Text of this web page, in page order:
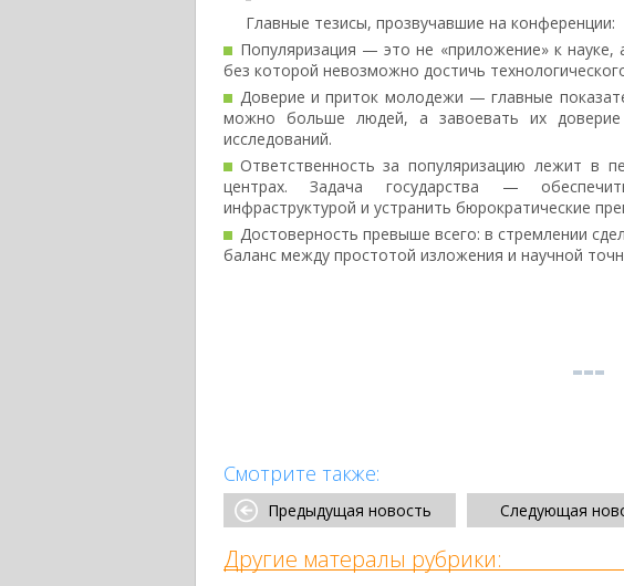
Главные тезисы, прозвучавшие на конференции:
Популяризация — это не «приложение» к
без которой невозможно достичь
Доверие и приток молодежи — главные
можно больше людей, а завоевать их
исследований.
Ответственность за популяризацию лежит в
центрах. Задача государства —
инфраструктурой и устранить бюрократические
Достоверность превыше всего: в стремлении
баланс между простотой изложения и научной
Смотрите также:
Предыдущая новость Следующая
Другие матералы рубрики: